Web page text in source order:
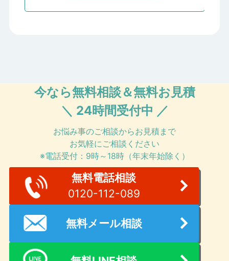
今なら無料相談＆無料お見積
＼ 24時間受付中 ／
お悩み事のご相談からお見積まで
お気軽にご相談ください
※電話受付：9時～18時（年末年始除く）
無料電話相談
0120-112-089
無料メール相談